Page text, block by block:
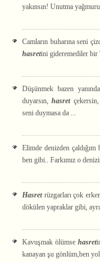
yakınsın! Unutma
Camların buharına seni
hasretini gideremediler bir
Düşünmek bazen
duyarsın,hasretçekersin,
seni duymasa da ...
Elimde denizden
ben gibi.. Farkımız o
Hasretrüzgarları çok
dökülen yapraklar gibi,
Kavuşmak ölümse hasret
kanayan şu gönlüm,ben